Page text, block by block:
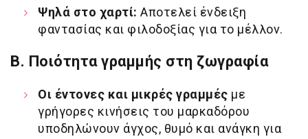
Ψηλά στο χαρτί: Αποτελεί ένδειξη
φαντασίας και φιλοδοξίας για το μέλλον.
Β. Ποιότητα γραμμής στη ζωγραφία
Οι έντονες και μικρές γραμμές με
γρήγορες κινήσεις του μαρκαδόρου
υποδηλώνουν άγχος, θυμό και ανάγκη για